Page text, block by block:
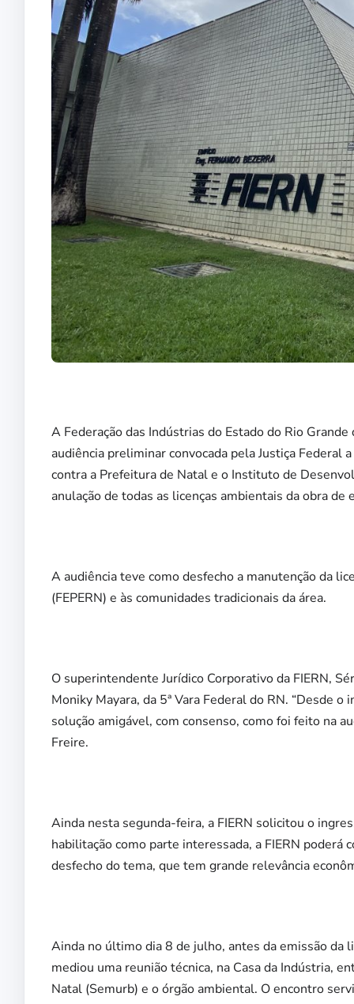
A Federação das Indústrias do Estado do Rio
audiência preliminar convocada pela Justiça
contra a Prefeitura de Natal e o Instituto de
anulação de todas as licenças ambientais da obra de
A audiência teve como desfecho a manutenção da
(FEPERN) e às comunidades tradicionais da área.
O superintendente Jurídico Corporativo da FIERN,
Moniky Mayara, da 5ª Vara Federal do RN. “Desde
solução amigável, com consenso, como foi feito na
Freire.
Ainda nesta segunda-feira, a FIERN solicitou o
habilitação como parte interessada, a FIERN
desfecho do tema, que tem grande relevância
Ainda no último dia 8 de julho, antes da emissão da
mediou uma reunião técnica, na Casa da Indústria,
Natal (Semurb) e o órgão ambiental. O encontro